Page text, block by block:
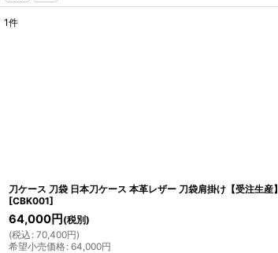
1件
刀ケース 刀袋 日本刀ケース 本革レザー 刀袋肩掛け【受注生産】
[CBK001]
64,000円 (税別)
(税込 : 70,400円)
希望小売価格: 64,000円